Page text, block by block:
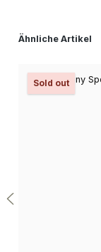
Produktgalerie
Ähnliche Artikel
Sold out